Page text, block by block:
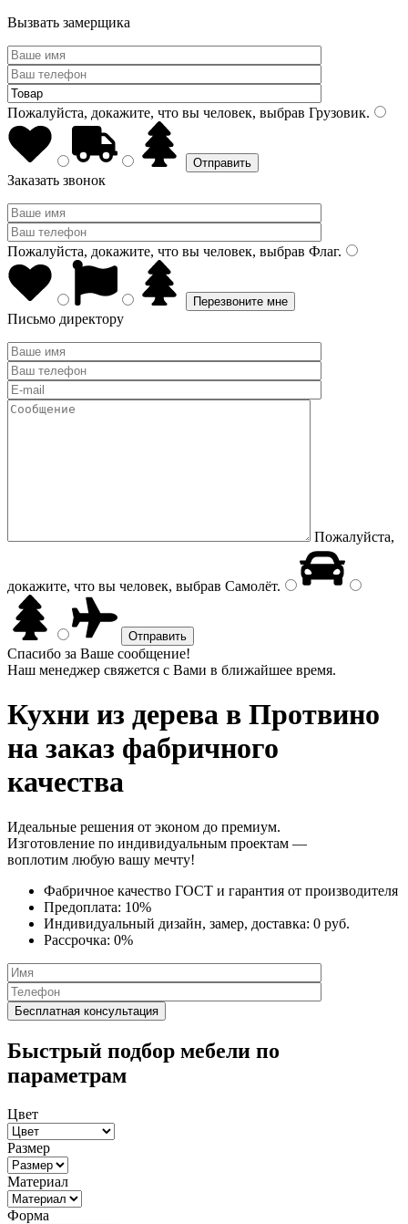
Вызвать замерщика
Пожалуйста, докажите, что вы человек, выбрав Грузовик.
Заказать звонок
Пожалуйста, докажите, что вы человек, выбрав Флаг.
Письмо директору
Пожалуйста,
докажите, что вы человек, выбрав Самолёт.
Спасибо за Ваше сообщение!
Наш менеджер свяжется с Вами в ближайшее время.
Кухни из дерева в Протвино
на заказ фабричного
качества
Идеальные решения от эконом до премиум.
Изготовление по индивидуальным проектам —
воплотим любую вашу мечту!
Фабричное качество ГОСТ и гарантия от производителя
Предоплата: 10%
Индивидуальный дизайн, замер, доставка: 0 руб.
Рассрочка: 0%
Быстрый подбор мебели по
параметрам
Цвет
Размер
Материал
Форма